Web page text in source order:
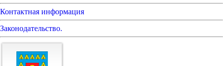
Контактная информация
Законодательство.